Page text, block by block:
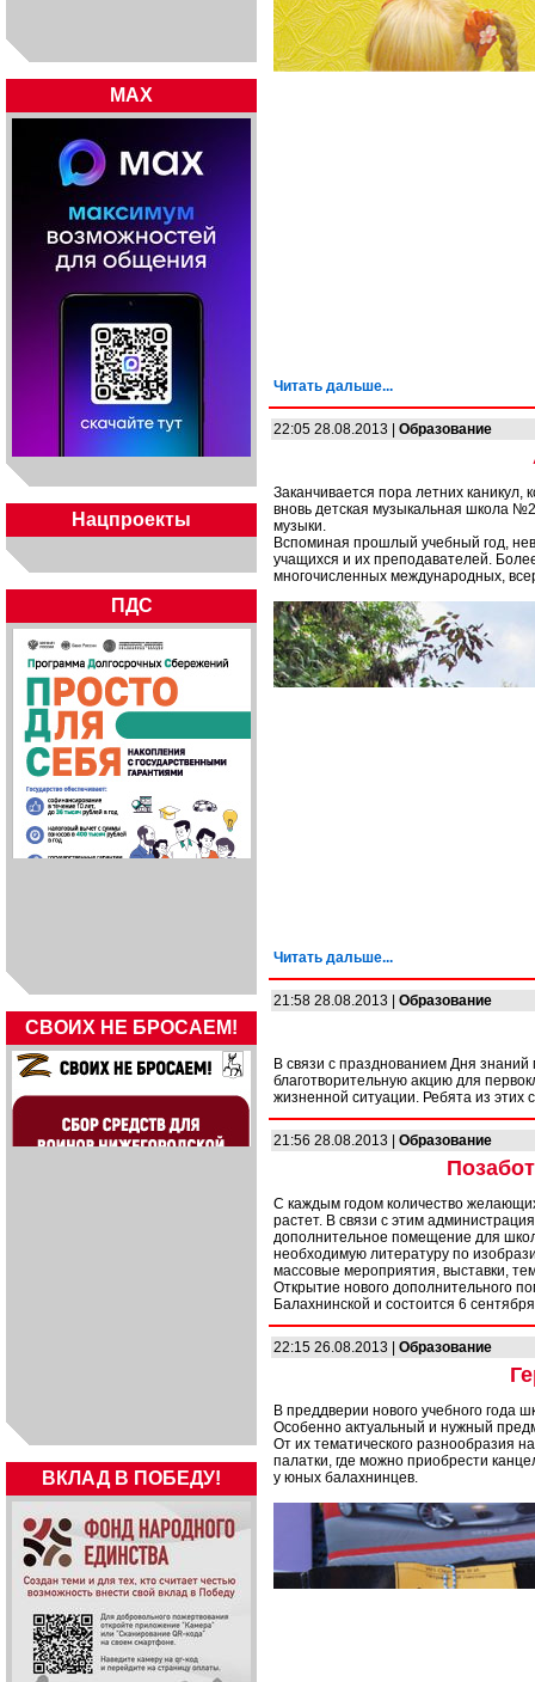
MAX
Нацпроекты
ПДС
СВОИХ НЕ БРОСАЕМ!
ВКЛАД В ПОБЕДУ!
Читать дальше...
22:05 28.08.2013 | Образование
Заканчивается пора летних
вновь детская музыкальная школа
музыки.
Вспоминая прошлый учебный год,
учащихся и их преподавателей.
многочисленных международных,
Читать дальше...
21:58 28.08.2013 | Образование
В связи с празднованием Дня
благотворительную акцию для
жизненной ситуации. Ребята из
21:56 28.08.2013 | Образование
С каждым годом количество
растет. В связи с этим
дополнительное помещение для
необходимую литературу по
массовые мероприятия, выставки,
Открытие нового дополнительного
Балахнинской и состоится 6
22:15 26.08.2013 | Образование
В преддверии нового учебного года
Особенно актуальный и нужный
От их тематического разнообразия
палатки, где можно приобрести
у юных балахнинцев.